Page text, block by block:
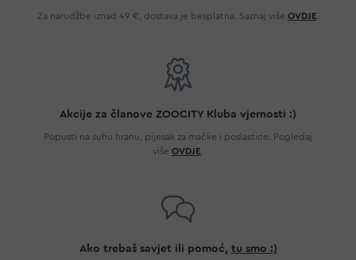
Za narudžbe iznad 49 €, dostava je besplatna. Saznaj više OVDJE
Akcije za članove ZOOCITY Kluba vjernosti :)
Popusti na suhu hranu, pijesak za mačke i poslastice. Pogledaj
više OVDJE
Ako trebaš savjet ili pomoć, tu smo :)